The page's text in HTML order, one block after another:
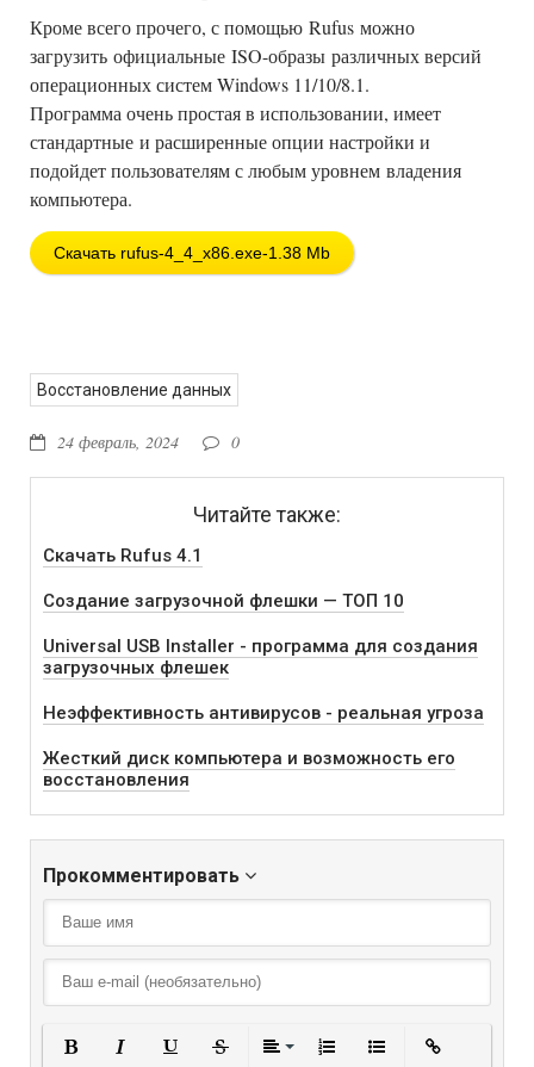
Кроме всего прочего, с помощью Rufus можно
загрузить официальные ISO-образы различных версий
операционных систем Windows 11/10/8.1.
Программа очень простая в использовании, имеет
стандартные и расширенные опции настройки и
подойдет пользователям с любым уровнем владения
компьютера.
Скачать rufus-4_4_x86.exe-1.38 Mb
Восстановление данных
24 февраль, 2024 0
Читайте также:
Скачать Rufus 4.1
Создание загрузочной флешки — ТОП 10
Universal USB Installer - программа для создания
загрузочных флешек
Неэффективность антивирусов - реальная угроза
Жесткий диск компьютера и возможность его
восстановления
Прокомментировать